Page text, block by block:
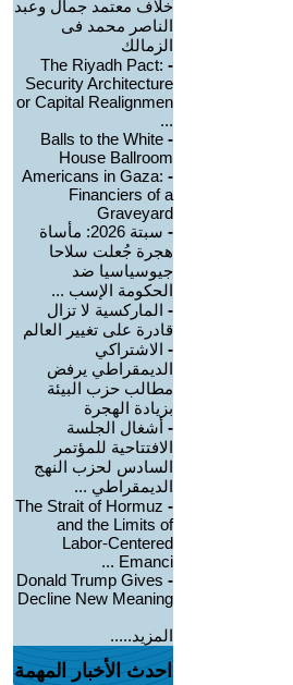
خلاف معتمد جمال وعبد
الناصر محمد فى
الزمالك
-
The Riyadh Pact:
Security Architecture
or Capital Realignmen
...
-
Balls to the White
House Ballroom
-
Americans in Gaza:
Financiers of a
Graveyard
-
سبتة 2026: مأساة
هجرة جُعلت سلاحا
جيوسياسيا ضد
الحكومة الإسب ...
- الماركسية لا تزال
قادرة على تغيير العالم
- الاشتراكي
الديمقراطي يرفض
مطالب حزب البيئة
بزيادة الهجرة
- أشغال الجلسة
الافتتاحية للمؤتمر
السادس لحزب النهج
الديمقراطي ...
-
The Strait of Hormuz
and the Limits of
Labor-Centered
Emanci ...
-
Donald Trump Gives
Decline New Meaning
المزيد.....
احدث الأخبار المهمة